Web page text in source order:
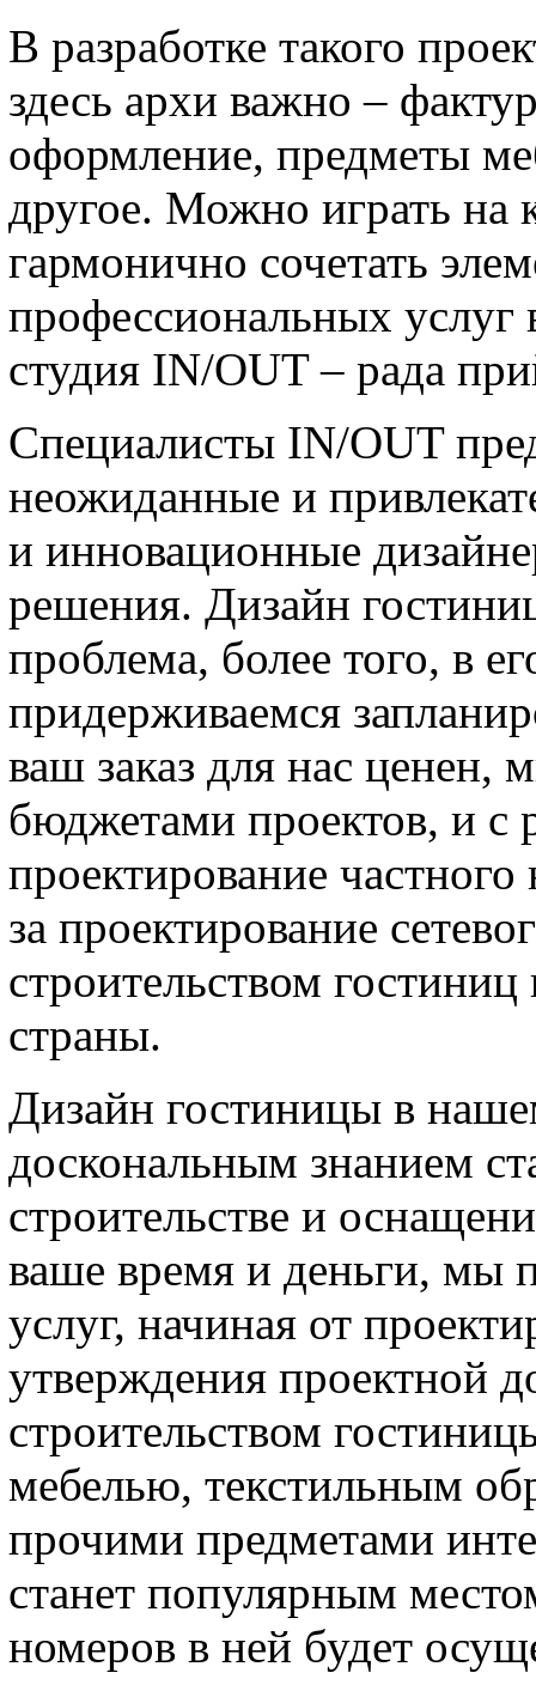
В разработке такого
здесь архи важно –
оформление, предметы
другое. Можно играть на
гармонично сочетать
профессиональных услуг
студия IN/OUT – рада
Специалисты IN/OUT
неожиданные и
и инновационные
решения. Дизайн
проблема, более того, в
придерживаемся
ваш заказ для нас ценен,
бюджетами проектов, и с
проектирование
за проектирование
строительством
страны.
Дизайн гостиницы в
доскональным знанием
строительстве и
ваше время и деньги, мы
услуг, начиная от
утверждения проектной
строительством
мебелью, текстильным
прочими предметами
станет популярным
номеров в ней будет